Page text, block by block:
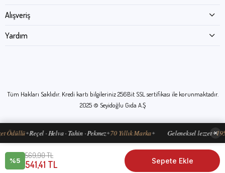
Alışveriş
Yardım
Tüm Hakları Saklıdır. Kredi kartı bilgileriniz 256Bit SSL sertifikası ile korunmaktadır.
2025 © Seyidoğlu Gıda A.Ş
Ödüllü✦Reçel · Helva · Tahin · Pekmez✦70 Yıllık Marka✦ Geleneksel lezzet✦ ✕
%5
569,90 TL
541,41 TL